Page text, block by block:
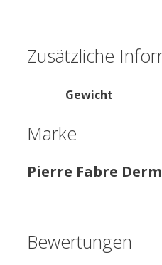
Zusätzliche
Gewicht
Marke
Pierre Fabre
Bewertungen